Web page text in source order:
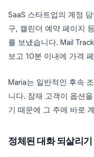
SaaS 스타트업의 계정
구, 캘린더 예약 페이지
를 보냈습니다. Mail
보고 10분 이내에 가격
Maria는 일반적인 후속
니다. 잠재 고객이 옵션
기 때문에 그 주에 바로
정체된 대화 되살리기